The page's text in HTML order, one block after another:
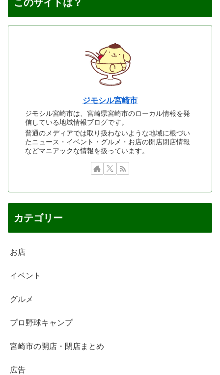
このサイトは？
ジモシル宮崎市
ジモシル宮崎市は、宮崎県宮崎市のローカル情報を発
信している地域情報ブログです。
普通のメディアでは取り扱わないような地域に根づい
たニュース・イベント・グルメ・お店の開店閉店情報
などマニアックな情報を扱っています。
カテゴリー
お店
イベント
グルメ
プロ野球キャンプ
宮崎市の開店・閉店まとめ
広告